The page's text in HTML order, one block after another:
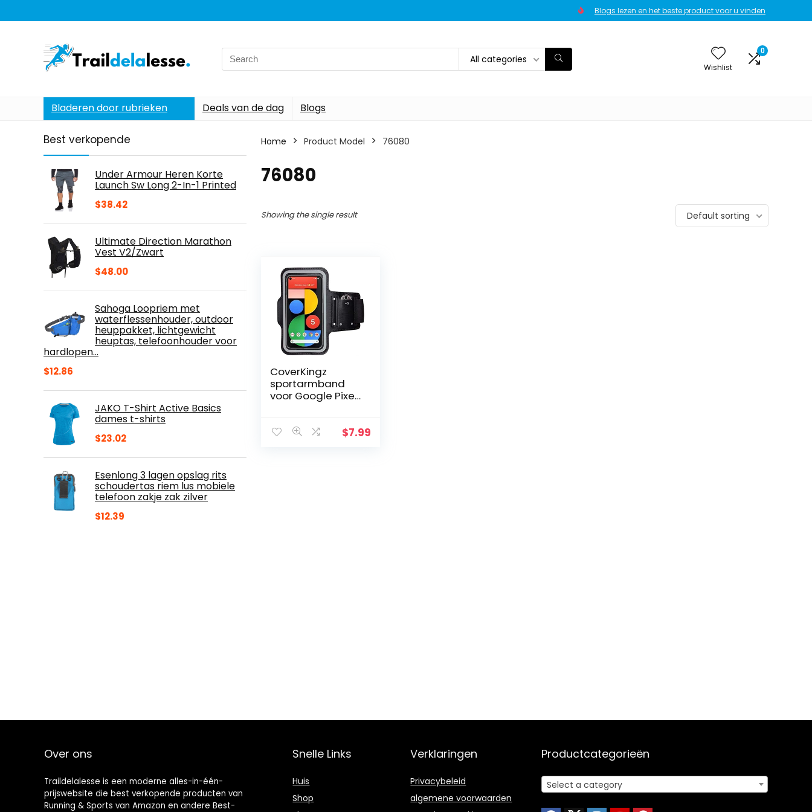
Blogs lezen en het beste product voor u vinden
Search
for:
All categories
Wishlist
0
Bladeren door rubrieken Deals van de dag Blogs
Best verkopende
Under Armour Heren Korte
Launch Sw Long 2-In-1 Printed
$38.42
Ultimate Direction Marathon
Vest V2/Zwart
$48.00
Sahoga Loopriem met
waterflessenhouder, outdoor
heuppakket, lichtgewicht
heuptas, telefoonhouder voor
hardlopen…
$12.86
JAKO T-Shirt Active Basics
dames t-shirts
$23.02
Esenlong 3 lagen opslag rits
schoudertas riem lus mobiele
telefoon zakje zak zilver
$12.39
Home Product Model 76080
76080
Showing the single result Default sorting
CoverKingz
sportarmband
voor Google Pixel
Pixel 5 – Sport
$7.99
Over ons
Traildelalesse is een moderne alles-in-één-
prijswebsite die best verkopende producten van
Running & Sports van Amazon en andere Best-
Snelle Links
Huis
Shop
Verklaringen
Privacybeleid
algemene voorwaarden
Productcategorieën
Select a category